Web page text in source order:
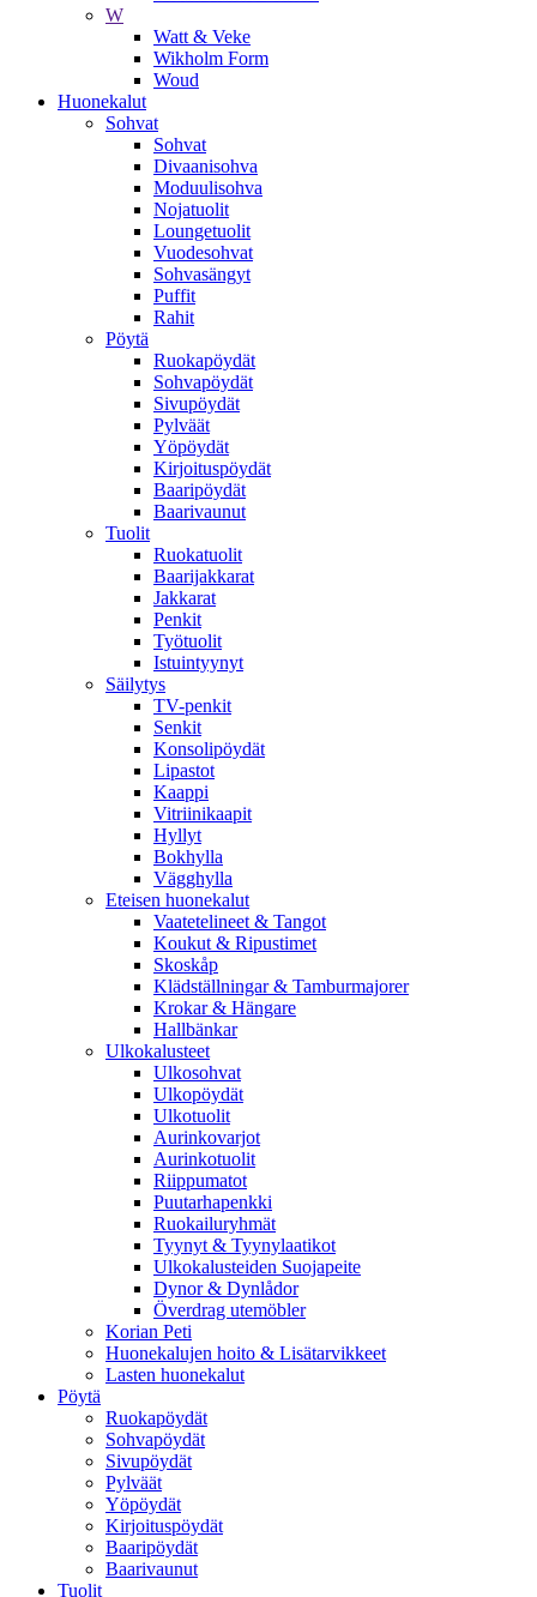
W
Watt & Veke
Wikholm Form
Woud
Huonekalut
Sohvat
Sohvat
Divaanisohva
Moduulisohva
Nojatuolit
Loungetuolit
Vuodesohvat
Sohvasängyt
Puffit
Rahit
Pöytä
Ruokapöydät
Sohvapöydät
Sivupöydät
Pylväät
Yöpöydät
Kirjoituspöydät
Baaripöydät
Baarivaunut
Tuolit
Ruokatuolit
Baarijakkarat
Jakkarat
Penkit
Työtuolit
Istuintyynyt
Säilytys
TV-penkit
Senkit
Konsolipöydät
Lipastot
Kaappi
Vitriinikaapit
Hyllyt
Bokhylla
Vägghylla
Eteisen huonekalut
Vaatetelineet & Tangot
Koukut & Ripustimet
Skoskåp
Klädställningar & Tamburmajorer
Krokar & Hängare
Hallbänkar
Ulkokalusteet
Ulkosohvat
Ulkopöydät
Ulkotuolit
Aurinkovarjot
Aurinkotuolit
Riippumatot
Puutarhapenkki
Ruokailuryhmät
Tyynyt & Tyynylaatikot
Ulkokalusteiden Suojapeite
Dynor & Dynlådor
Överdrag utemöbler
Korian Peti
Huonekalujen hoito & Lisätarvikkeet
Lasten huonekalut
Pöytä
Ruokapöydät
Sohvapöydät
Sivupöydät
Pylväät
Yöpöydät
Kirjoituspöydät
Baaripöydät
Baarivaunut
Tuolit